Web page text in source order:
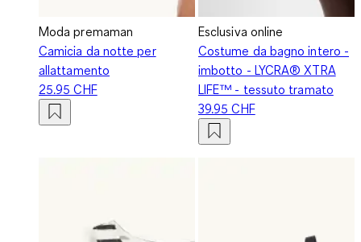
Moda premaman
Camicia da notte per
allattamento
25.95 CHF
Esclusiva online
Costume da bagno intero -
imbotto - LYCRA® XTRA
LIFE™ - tessuto tramato
39.95 CHF